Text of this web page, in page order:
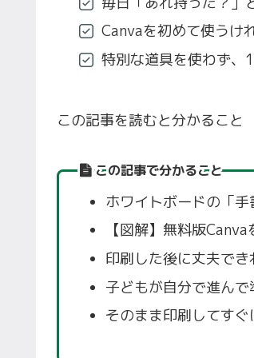
Canvaを初めて使うけ
特別な道具を使わず、
この記事を読むと分かること
この記事で分かること
ホワイトボードの「
【図解】無料版
印刷した後に丈夫で
子どもが自分で進ん
そのまま印刷してすぐ